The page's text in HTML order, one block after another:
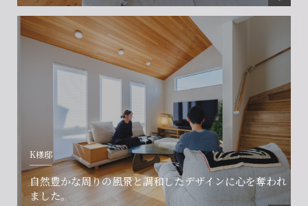
K様邸
自然豊かな周りの風景と調和したデザインに心を奪われ
ました。